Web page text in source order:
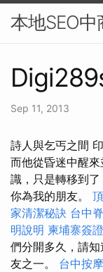
本地SEO
Sep 11, 2013
詩人與乞丐之間
而他從昏迷中醒
識，只是轉移到
你為我的朋友。
家清潔秘訣 台中
明說明 柬埔寨簽
們分開多久，請
友之一。 台中按